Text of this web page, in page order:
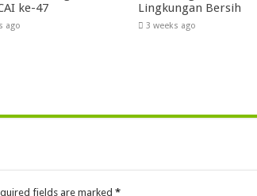
ke-47
ago
Lingkungan Bersih
3 weeks ago
fields are marked *